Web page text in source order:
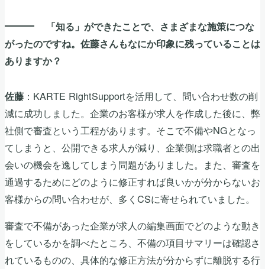
「知る」ができたことで、さまざまな施策につな
がったのですね。佐藤さんもなにか印象に残っていることは
ありますか？
佐藤 ：KARTE RightSupportを活用して、問い合わせ数の削
減に成功しました。企業のお客様が求人を作成した後に、弊
社側で審査という工程があります。そこで不備やNGとなっ
てしまうと、公開できる求人が減り、企業側は求職者との出
会いの機会を逸してしまう問題がありました。また、審査を
通過するためにどのように修正すれば良いかが分からないお
客様からの問い合わせが、多くCSに寄せられていました。
審査で不備があった企業が求人の編集画面でどのような動き
をしているかを調べたところ、不備の項目サマリーは確認さ
れているものの、具体的な修正方法が分からずに離脱する行